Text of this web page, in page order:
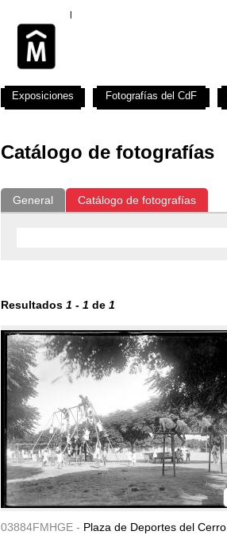
Catálogo de fotografías
General Catálogo de fotografías
Resultados 1 - 1 de 1
03884FMHGE - Plaza de Deportes del Cerro.
Exposiciones Fotografías del CdF